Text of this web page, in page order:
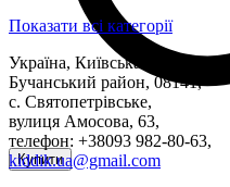
Купити
Показати всі категорії
Україна, Київська область,
Бучанський район, 08141,
с. Святопетрівське,
вулиця Амосова, 63,
телефон: +38093 982-80-63,
kiddik.ua@gmail.com